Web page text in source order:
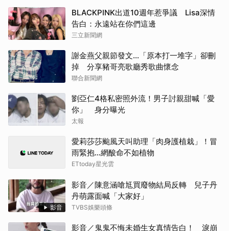
BLACKPINK出道10週年惹爭議 Lisa深情
告白：永遠站在你們這邊
三立新聞網
謝金燕父親節發文…「原本打一堆字」卻刪
掉 分享豬哥亮歌廳秀歌曲懷念
聯合新聞網
劉亞仁4格私密照外流！男子討親甜喊「愛
你」 身分曝光
太報
愛莉莎莎颱風天叫助理「肉身護植栽」！冒
雨緊抱…網酸命不如植物
ETtoday星光雲
影音
影音／陳意涵嗆尪買廢物結局反轉 兒子丹
丹萌露面喊「大家好」
TVBS娛樂頭條
影音／鬼鬼不悔未婚生女真情告白！ 淚崩